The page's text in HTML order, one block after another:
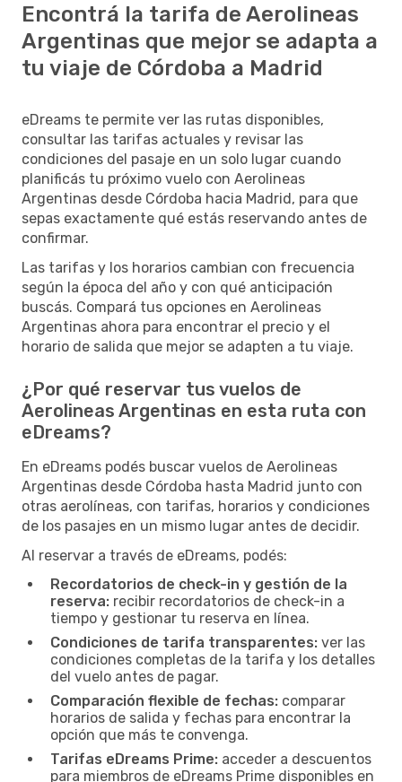
Encontrá la tarifa de Aerolineas
Argentinas que mejor se adapta a
tu viaje de Córdoba a Madrid
eDreams te permite ver las rutas disponibles,
consultar las tarifas actuales y revisar las
condiciones del pasaje en un solo lugar cuando
planificás tu próximo vuelo con Aerolineas
Argentinas desde Córdoba hacia Madrid, para que
sepas exactamente qué estás reservando antes de
confirmar.
Las tarifas y los horarios cambian con frecuencia
según la época del año y con qué anticipación
buscás. Compará tus opciones en Aerolineas
Argentinas ahora para encontrar el precio y el
horario de salida que mejor se adapten a tu viaje.
¿Por qué reservar tus vuelos de
Aerolineas Argentinas en esta ruta con
eDreams?
En eDreams podés buscar vuelos de Aerolineas
Argentinas desde Córdoba hasta Madrid junto con
otras aerolíneas, con tarifas, horarios y condiciones
de los pasajes en un mismo lugar antes de decidir.
Al reservar a través de eDreams, podés:
Recordatorios de check-in y gestión de la
reserva: recibir recordatorios de check-in a
tiempo y gestionar tu reserva en línea.
Condiciones de tarifa transparentes: ver las
condiciones completas de la tarifa y los detalles
del vuelo antes de pagar.
Comparación flexible de fechas: comparar
horarios de salida y fechas para encontrar la
opción que más te convenga.
Tarifas eDreams Prime: acceder a descuentos
para miembros de eDreams Prime disponibles en